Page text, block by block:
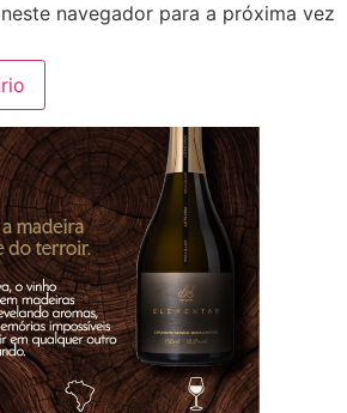
navegador para a próxima vez